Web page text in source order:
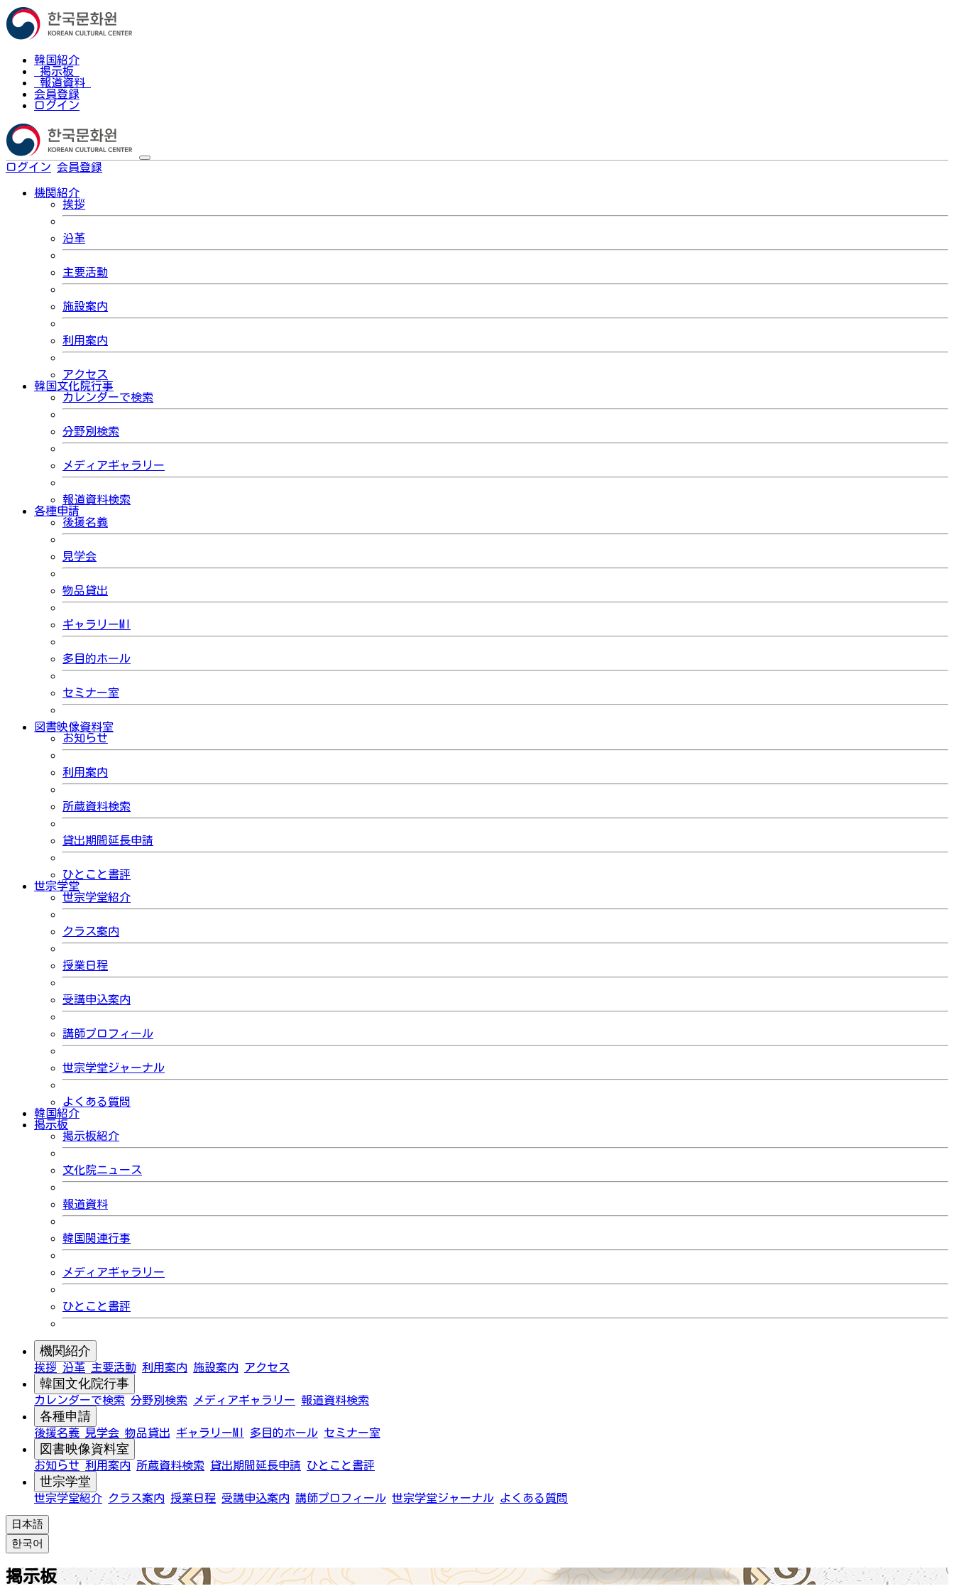
韓国紹介
掲示板
報道資料
会員登録
ログイン
ログイン 会員登録
機関紹介
挨拶
沿革
主要活動
施設案内
利用案内
アクセス
韓国文化院行事
カレンダーで検索
分野別検索
メディアギャラリー
報道資料検索
各種申請
後援名義
見学会
物品貸出
ギャラリーMI
多目的ホール
セミナー室
図書映像資料室
お知らせ
利用案内
所蔵資料検索
貸出期間延長申請
ひとこと書評
世宗学堂
世宗学堂紹介
クラス案内
授業日程
受講申込案内
講師プロフィール
世宗学堂ジャーナル
よくある質問
韓国紹介
掲示板
掲示板紹介
文化院ニュース
報道資料
韓国関連行事
メディアギャラリー
ひとこと書評
機関紹介
挨拶 沿革 主要活動 利用案内 施設案内 アクセス
韓国文化院行事
カレンダーで検索 分野別検索 メディアギャラリー 報道資料検索
各種申請
後援名義 見学会 物品貸出 ギャラリーMI 多目的ホール セミナー室
図書映像資料室
お知らせ 利用案内 所蔵資料検索 貸出期間延長申請 ひとこと書評
世宗学堂
世宗学堂紹介 クラス案内 授業日程 受講申込案内 講師プロフィール 世宗学堂ジャーナル よくある質問
日本語
한국어
掲示板